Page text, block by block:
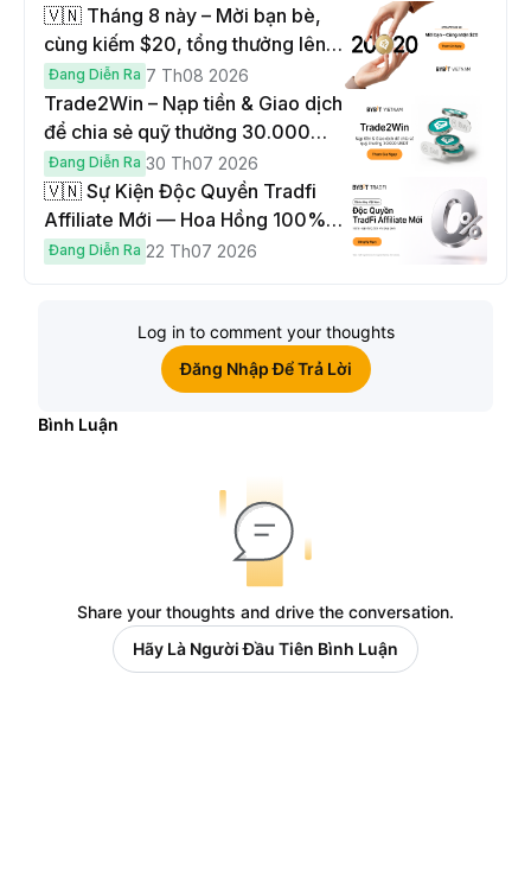
🇻🇳 Tháng 8 này – Mời bạn bè,
cùng kiếm $20, tổng thưởng lên
đến $1,000
Đang Diễn Ra 7 Th08 2026
Trade2Win – Nạp tiền & Giao dịch
để chia sẻ quỹ thưởng 30.000
USDT
Đang Diễn Ra 30 Th07 2026
🇻🇳 Sự Kiện Độc Quyền Tradfi
Affiliate Mới — Hoa Hồng 100% &
Hoàn Phí Qua Đêm
Đang Diễn Ra 22 Th07 2026
Log in to comment your thoughts
Đăng Nhập Để Trả Lời
Bình Luận
Share your thoughts and drive the conversation.
Hãy Là Người Đầu Tiên Bình Luận